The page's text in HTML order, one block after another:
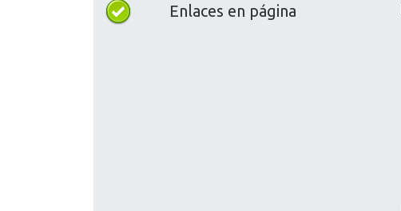
Enlaces en página